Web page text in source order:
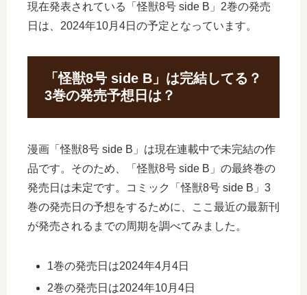
現在発表されている「怪獣8号 side B」2巻の発売
日は、2024年10月4日の予定となっています。
「怪獣8号 side B」は完結してる？
3巻の発売予想日は？
漫画「怪獣8号 side B」は現在連載中で未完結の作
品です。そのため、「怪獣8号 side B」の最終巻の
発売日は未定です。コミック「怪獣8号 side B」3
巻の発売日の予想をするために、ここ最近の最新刊
が発売されるまでの周期を調べてみました。
1巻の発売日は2024年4月4日
2巻の発売日は2024年10月4日